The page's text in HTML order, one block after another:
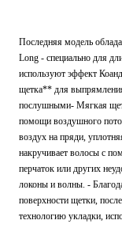
Последняя модель
Long - специально для
используют эффект
щетка** для
послушными- Мягкая
помощи воздушного
воздух на пряди,
накручивает волосы с
перчаток или других
локоны и волны. -
поверхности щетки,
технологию укладки,